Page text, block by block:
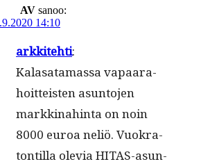
AV sanoo:
14:10
arkkite­hti:
Kalasa­ta­mas­sa vapaara­
hoit­teis­ten asun­to­jen
markki­nahin­ta on noin
8000 euroa neliö. Vuokra­
ton­til­la ole­via HITAS-asun­